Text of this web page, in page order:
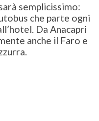
semplicissimo:
che parte ogni
Da Anacapri
anche il Faro e